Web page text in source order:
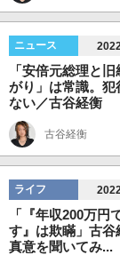
ニュース
「安倍元総理と
がり」は常識。
ない／古谷経衡
古谷経衡
ライフ
「『年収200万円
す』は欺瞞」古
真意を聞いてみ...